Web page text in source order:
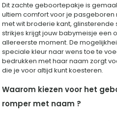
Dit zachte geboortepakje is
ultiem comfort voor je
met wit broderie kant,
strikjes krijgt jouw babymeisje een
allereerste moment. De
speciale kleur naar wens toe te
bedrukken met haar naam zorgt
die je voor altijd kunt koesteren.
Waarom kiezen voor het
romper met naam ?